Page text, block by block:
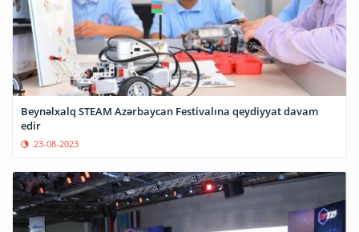
Beynəlxalq STEAM Azərbaycan Festivalına qeydiyyat davam
edir
23-08-2023